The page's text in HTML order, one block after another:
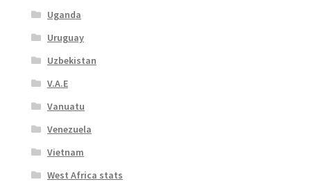
Uganda
Uruguay
Uzbekistan
V.A.E
Vanuatu
Venezuela
Vietnam
West Africa stats